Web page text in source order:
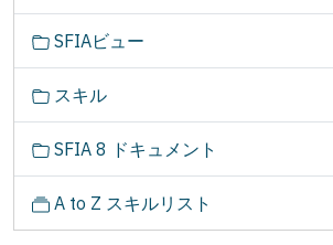
SFIAビュー
スキル
SFIA 8 ドキュメント
A to Z スキルリスト